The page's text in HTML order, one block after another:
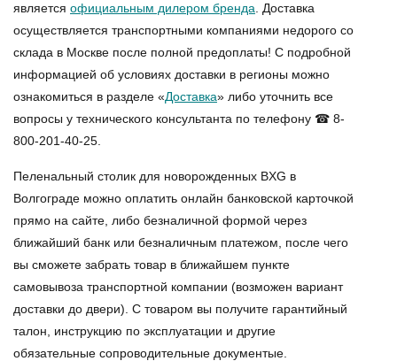
является официальным дилером бренда . Доставка
осуществляется транспортными компаниями недорого со
склада в Москве после полной предоплаты! С подробной
информацией об условиях доставки в регионы можно
ознакомиться в разделе «Доставка» либо уточнить все
вопросы у технического консультанта по телефону ☎ 8-
800-201-40-25.
Пеленальный столик для новорожденных BXG в
Волгограде можно оплатить онлайн банковской карточкой
прямо на сайте, либо безналичной формой через
ближайший банк или безналичным платежом, после чего
вы сможете забрать товар в ближайшем пункте
самовывоза транспортной компании (возможен вариант
доставки до двери). С товаром вы получите гарантийный
талон, инструкцию по эксплуатации и другие
обязательные сопроводительные документые.